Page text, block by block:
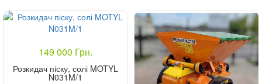
149 000 Грн.
Розкидач піску, солі MOTYL
N031M/1